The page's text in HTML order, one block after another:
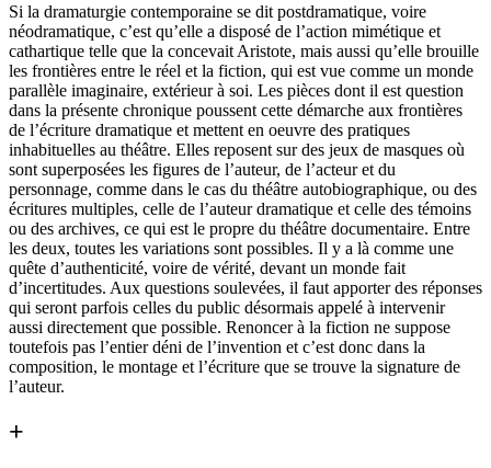
Si la dramaturgie contemporaine se dit postdramatique, voire
néodramatique, c’est qu’elle a disposé de l’action mimétique et
cathartique telle que la concevait Aristote, mais aussi qu’elle brouille
les frontières entre le réel et la fiction, qui est vue comme un monde
parallèle imaginaire, extérieur à soi. Les pièces dont il est question
dans la présente chronique poussent cette démarche aux frontières
de l’écriture dramatique et mettent en oeuvre des pratiques
inhabituelles au théâtre. Elles reposent sur des jeux de masques où
sont superposées les figures de l’auteur, de l’acteur et du
personnage, comme dans le cas du théâtre autobiographique, ou des
écritures multiples, celle de l’auteur dramatique et celle des témoins
ou des archives, ce qui est le propre du théâtre documentaire. Entre
les deux, toutes les variations sont possibles. Il y a là comme une
quête d’authenticité, voire de vérité, devant un monde fait
d’incertitudes. Aux questions soulevées, il faut apporter des réponses
qui seront parfois celles du public désormais appelé à intervenir
aussi directement que possible. Renoncer à la fiction ne suppose
toutefois pas l’entier déni de l’invention et c’est donc dans la
composition, le montage et l’écriture que se trouve la signature de
l’auteur.
+